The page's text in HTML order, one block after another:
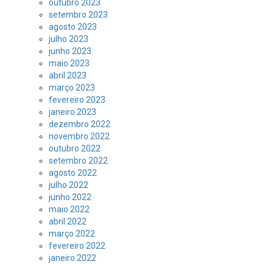
outubro 2023
setembro 2023
agosto 2023
julho 2023
junho 2023
maio 2023
abril 2023
março 2023
fevereiro 2023
janeiro 2023
dezembro 2022
novembro 2022
outubro 2022
setembro 2022
agosto 2022
julho 2022
junho 2022
maio 2022
abril 2022
março 2022
fevereiro 2022
janeiro 2022